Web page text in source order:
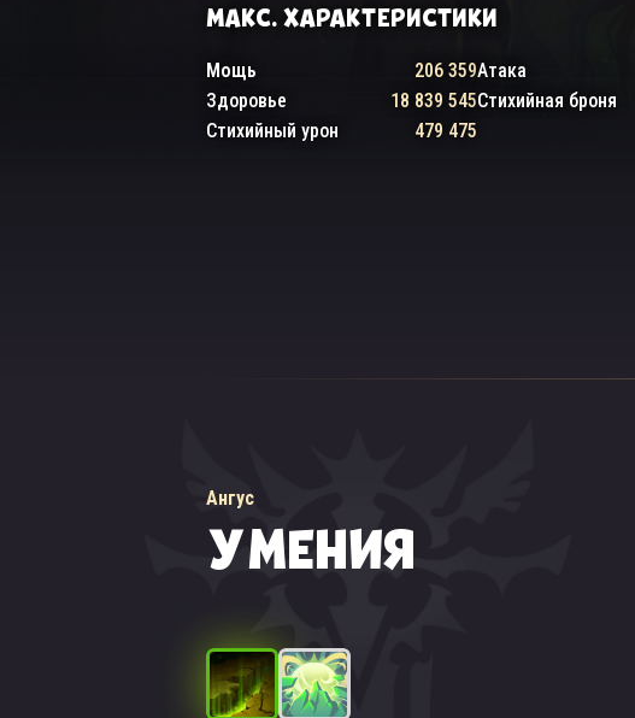
МАКС. ХАРАКТЕРИСТИКИ
Мощь 206 359Атака
Здоровье
18 839 545Стихийная броня
Стихийный урон
479 475
Ангус
УМЕНИЯ